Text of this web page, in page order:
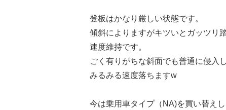
登板はかなり厳しい状態です。
傾斜によりますがキツいとガッツリ
速度維持です。
ごく有りがちな斜面でも普通に侵入
みるみる速度落ちますw
今は乗用車タイプ（NA)を買い替え